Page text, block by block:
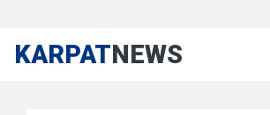
KARPATNEWS